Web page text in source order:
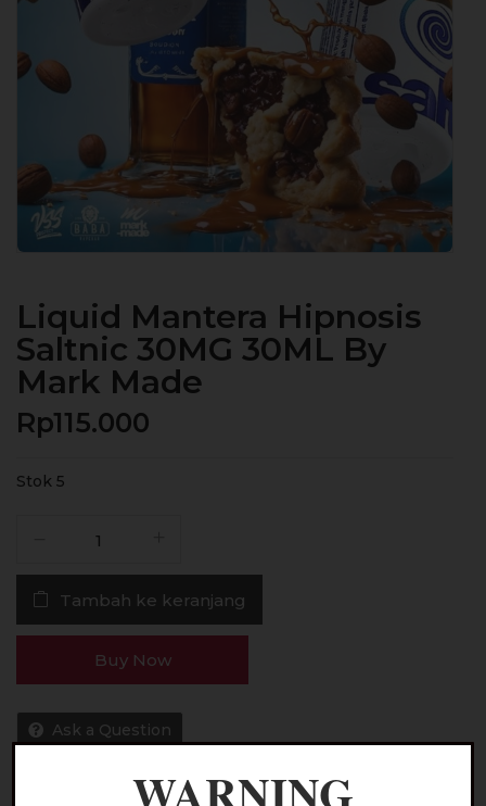
Liquid Mantera Hipnosis
Saltnic 30MG 30ML By
Mark Made
Rp115.000
Stok 5
Mantera
Hipnosis
Saltnic
Mark
Made
Tambah ke keranjang
Buy Now
Ask a Question
WARNING